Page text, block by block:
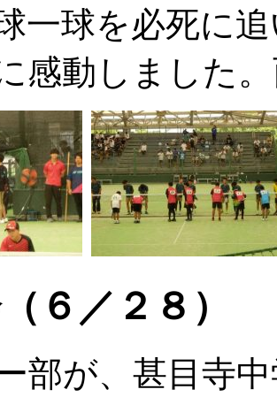
一球を必死に
感動しました
６／２８）
部が、甚目寺